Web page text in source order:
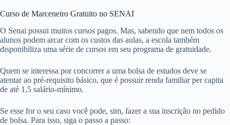
Curso de Marceneiro Gratuito no SENAI
O Senai possui muitos cursos pagos. Mas, sabendo que nem todos os
alunos podem arcar com os custos das aulas, a escola também
disponibiliza uma série de cursos em seu programa de gratuidade.
Quem se interessa por concorrer a uma bolsa de estudos deve se
atentar ao pré-requisito básico, que é possuir renda familiar per capita
de até 1,5 salário-mínimo.
Se esse for o seu caso você pode, sim, fazer a sua inscrição no pedido
de bolsa. Para isso, siga o passo a passo: